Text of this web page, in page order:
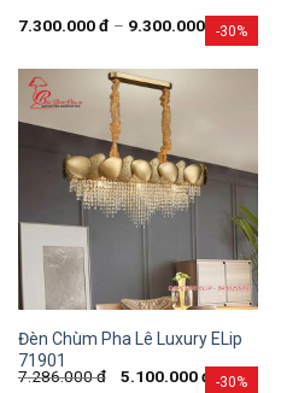
-30%
7.300.000đ – 9.300.000
-30%
Đèn Chùm Pha Lê Luxury ELip
71901
7.286.000đ 5.100.000đ